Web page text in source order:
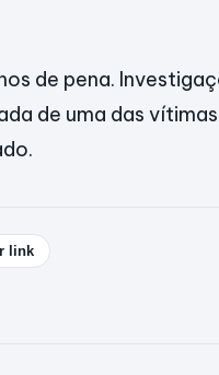
de pena.
de uma das
link